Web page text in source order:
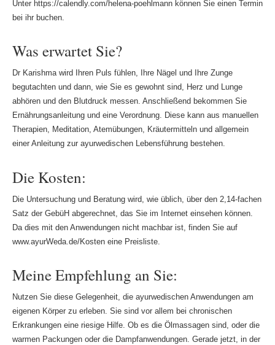
Unter https://calendly.com/helena-poehlmann können Sie einen Termin
bei ihr buchen.
Was erwartet Sie?
Dr Karishma wird Ihren Puls fühlen, Ihre Nägel und Ihre Zunge
begutachten und dann, wie Sie es gewohnt sind, Herz und Lunge
abhören und den Blutdruck messen. Anschließend bekommen Sie
Ernährungsanleitung und eine Verordnung. Diese kann aus manuellen
Therapien, Meditation, Atemübungen, Kräutermitteln und allgemein
einer Anleitung zur ayurwedischen Lebensführung bestehen.
Die Kosten:
Die Untersuchung und Beratung wird, wie üblich, über den 2,14-fachen
Satz der GebüH abgerechnet, das Sie im Internet einsehen können.
Da dies mit den Anwendungen nicht machbar ist, finden Sie auf
www.ayurWeda.de/Kosten eine Preisliste.
Meine Empfehlung an Sie:
Nutzen Sie diese Gelegenheit, die ayurwedischen Anwendungen am
eigenen Körper zu erleben. Sie sind vor allem bei chronischen
Erkrankungen eine riesige Hilfe. Ob es die Ölmassagen sind, oder die
warmen Packungen oder die Dampfanwendungen. Gerade jetzt, in der